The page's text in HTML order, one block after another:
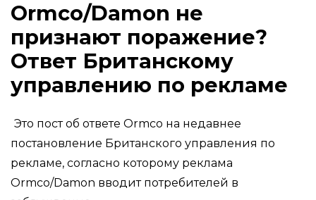
Ormco/Damon не
признают поражение?
Ответ Британскому
управлению по рекламе
Это пост об ответе Ormco на недавнее
постановление Британского управления по
рекламе, согласно которому реклама
Ormco/Damon вводит потребителей в